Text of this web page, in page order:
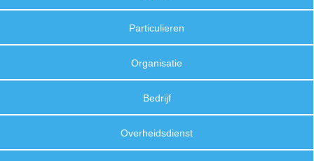
Particulieren
Organisatie
Bedrijf
Overheidsdienst